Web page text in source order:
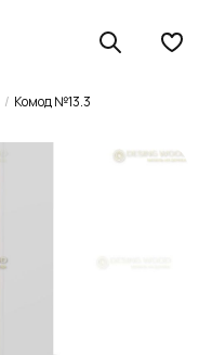
Комод №13.3